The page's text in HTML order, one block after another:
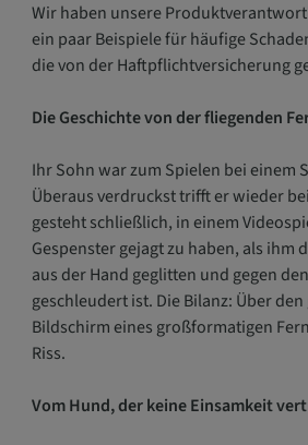
Wir haben unsere
ein paar Beispiele für häufige
die von der Haftpflichtversicherung
Die Geschichte von der fliegenden
Ihr Sohn war zum Spielen bei einem
Überaus verdruckst trifft er wieder
gesteht schließlich, in einem
Gespenster gejagt zu haben, als ihm
aus der Hand geglitten und gegen
geschleudert ist. Die Bilanz: Über den
Bildschirm eines großformatigen
Riss.
Vom Hund, der keine Einsamkeit